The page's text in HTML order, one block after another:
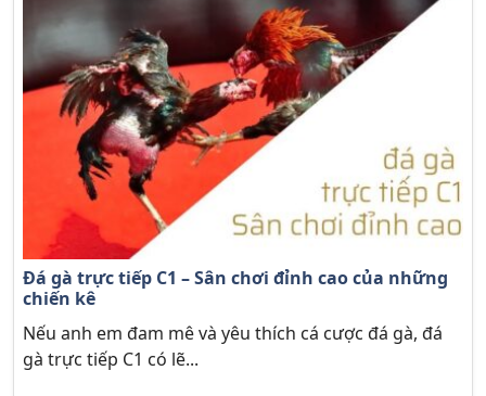
Đá gà trực tiếp C1 – Sân chơi đỉnh cao của những
chiến kê
Nếu anh em đam mê và yêu thích cá cược đá gà, đá
gà trực tiếp C1 có lẽ...